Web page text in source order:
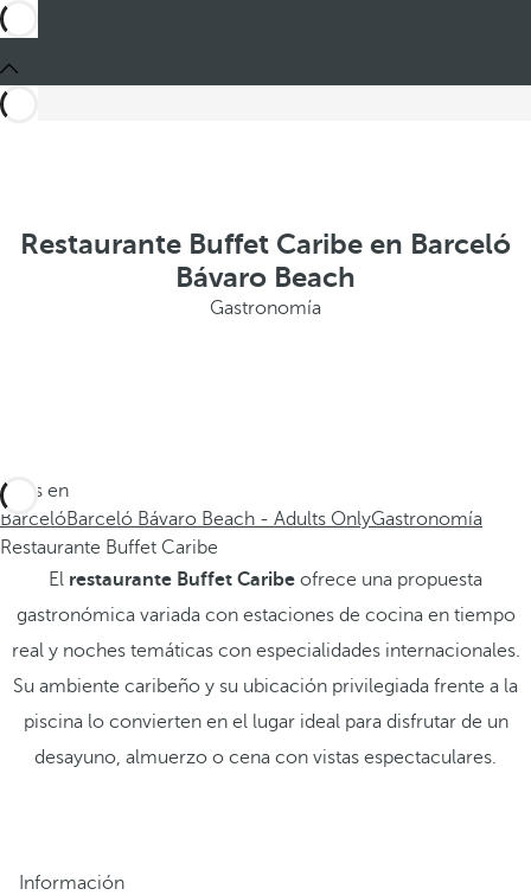
Restaurante Buffet Caribe en Barceló
Bávaro Beach
Gastronomía
Estás en
BarcelóBarceló Bávaro Beach - Adults OnlyGastronomía
Restaurante Buffet Caribe
El restaurante Buffet Caribe ofrece una propuesta
gastronómica variada con estaciones de cocina en tiempo
real y noches temáticas con especialidades internacionales.
Su ambiente caribeño y su ubicación privilegiada frente a la
piscina lo convierten en el lugar ideal para disfrutar de un
desayuno, almuerzo o cena con vistas espectaculares.
Información